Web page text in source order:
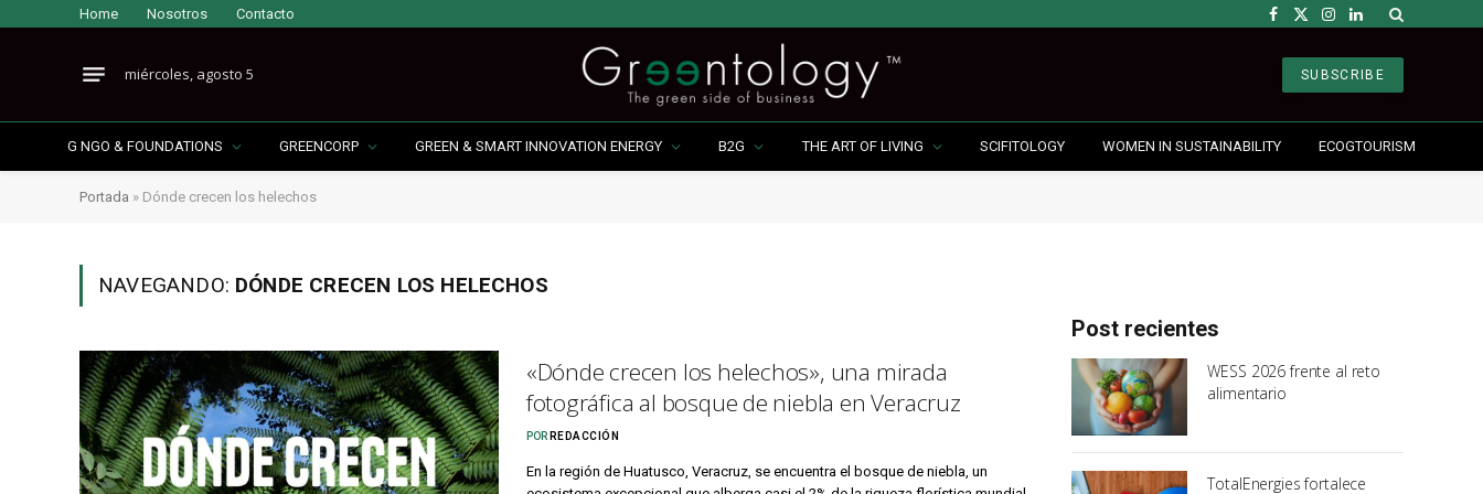
Home Nosotros Contacto Facebook
X
Instagram
LinkedIn
miércoles, agosto 5 SUBSCRIBE
G NGO & FOUNDATIONS GREENCORP GREEN & SMART INNOVATION ENERGY B2G THE ART OF LIVING SCIFITOLOGY WOMEN IN SUSTAINABILITY ECOGTOURISM
Portada » Dónde crecen los helechos
NAVEGANDO: DÓNDE CRECEN LOS HELECHOS
«Dónde crecen los helechos», una mirada
fotográfica al bosque de niebla en Veracruz
POR REDACCIÓN
En la región de Huatusco, Veracruz, se encuentra el bosque de niebla, un
Post recientes
WESS 2026 frente al reto
alimentario
TotalEnergies fortalece